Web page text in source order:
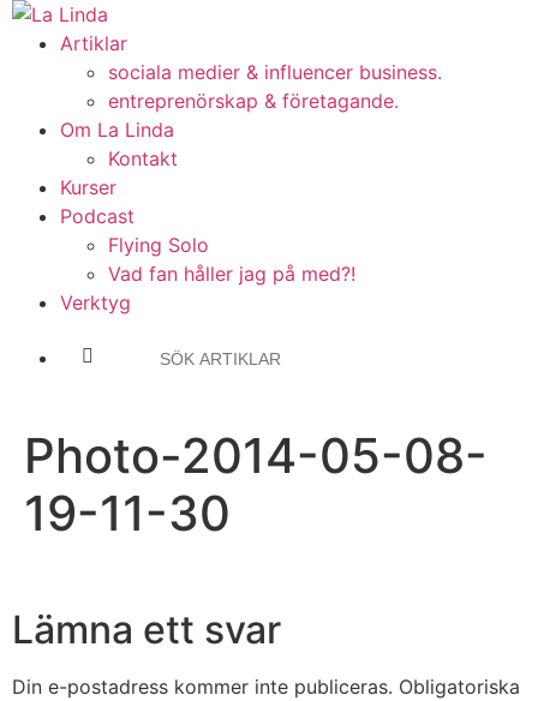
Hoppa
Artiklar
sociala medier & influencer business.
entreprenörskap & företagande.
Om La Linda
Kontakt
Kurser
Podcast
Flying Solo
Vad fan håller jag på med?!
Verktyg
Photo-2014-05-08-
19-11-30
Lämna ett svar
Din e-postadress kommer inte publiceras. Obligatoriska